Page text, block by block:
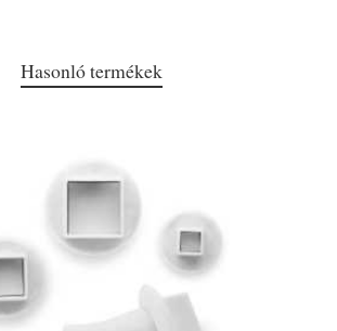
Hasonló termékek